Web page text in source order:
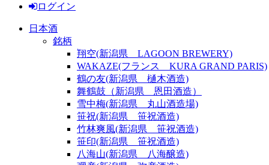
ログイン
日本酒
銘柄
翔空(新潟県 LAGOON BREWERY)
WAKAZE(フランス KURA GRAND PARIS)
鶴の友(新潟県 樋木酒造)
舞鶴鼓（新潟県 恩田酒造）
雪中梅(新潟県 丸山酒造場)
笹祝(新潟県 笹祝酒造)
竹林爽風(新潟県 笹祝酒造)
笹印(新潟県 笹祝酒造)
八海山(新潟県 八海醸造)